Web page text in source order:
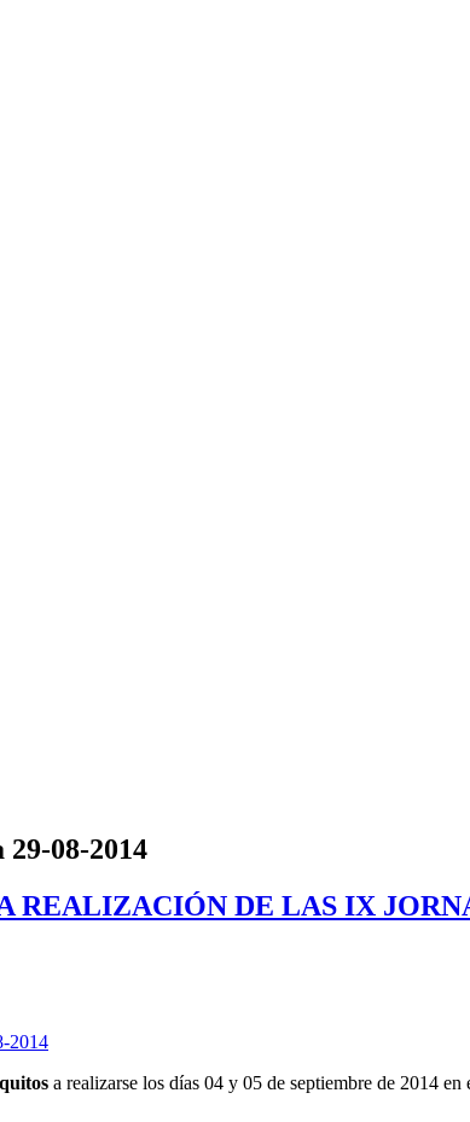
08-2014
REALIZACIÓN DE LAS IX
2014
a realizarse los días 04 y 05 de septiembre de 2014